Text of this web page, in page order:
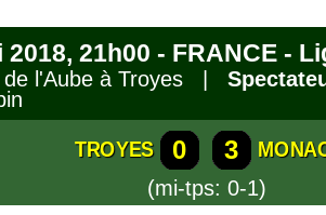
2018, 21h00 - FRANCE -
de l'Aube à Troyes |
TROYES 0 3
(mi-tps: 0-1)